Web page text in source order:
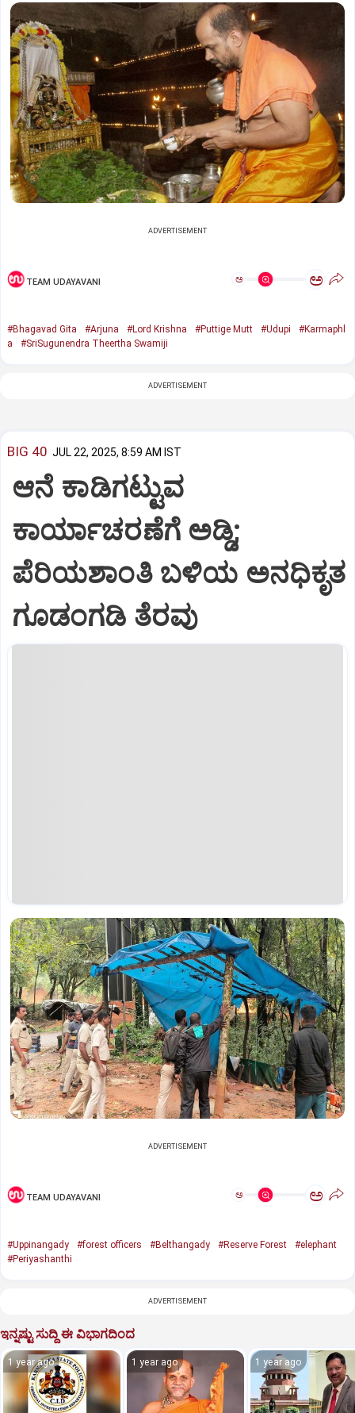
ADVERTISEMENT
TEAM UDAYAVANI ಅ ಅ
#Bhagavad Gita #Arjuna #Lord Krishna #Puttige Mutt #Udupi
#Karmaphl
a
#SriSugunendra Theertha Swamiji
ADVERTISEMENT
BIG 40 JUL 22, 2025, 8:59 AM IST
ಆನೆ ಕಾಡಿಗಟ್ಟುವ
ಕಾರ್ಯಾಚರಣೆಗೆ ಅಡ್ಡಿ;
ಪೆರಿಯಶಾಂತಿ ಬಳಿಯ ಅನಧಿಕೃತ
ಗೂಡಂಗಡಿ ತೆರವು
ADVERTISEMENT
TEAM UDAYAVANI ಅ ಅ
#Uppinangady #forest officers #Belthangady #Reserve Forest
#elephant
#Periyashanthi
ADVERTISEMENT
ಇನ್ನಷ್ಟು ಸುದ್ದಿ ಈ ವಿಭಾಗದಿಂದ
1 year ago 1 year ago 1 year ago